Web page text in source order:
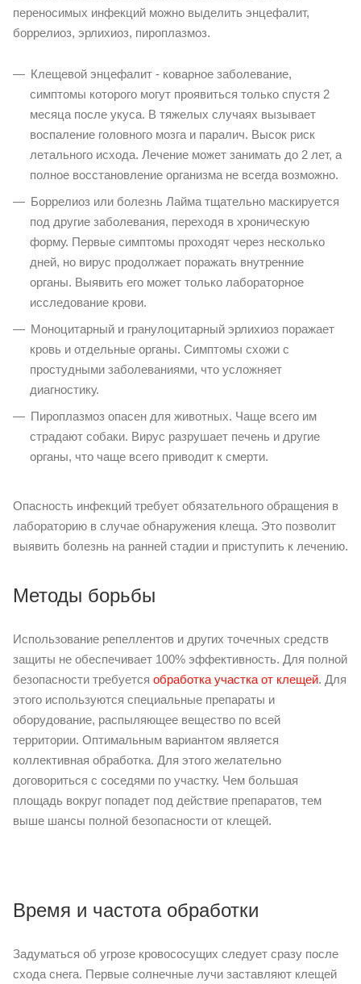
переносимых инфекций можно выделить энцефалит,
боррелиоз, эрлихиоз, пироплазмоз.
Клещевой энцефалит - коварное заболевание,
симптомы которого могут проявиться только спустя 2
месяца после укуса. В тяжелых случаях вызывает
воспаление головного мозга и паралич. Высок риск
летального исхода. Лечение может занимать до 2 лет, а
полное восстановление организма не всегда возможно.
Боррелиоз или болезнь Лайма тщательно маскируется
под другие заболевания, переходя в хроническую
форму. Первые симптомы проходят через несколько
дней, но вирус продолжает поражать внутренние
органы. Выявить его может только лабораторное
исследование крови.
Моноцитарный и гранулоцитарный эрлихиоз поражает
кровь и отдельные органы. Симптомы схожи с
простудными заболеваниями, что усложняет
диагностику.
Пироплазмоз опасен для животных. Чаще всего им
страдают собаки. Вирус разрушает печень и другие
органы, что чаще всего приводит к смерти.
Опасность инфекций требует обязательного обращения в
лабораторию в случае обнаружения клеща. Это позволит
выявить болезнь на ранней стадии и приступить к лечению.
Методы борьбы
Использование репеллентов и других точечных средств
защиты не обеспечивает 100% эффективность. Для полной
безопасности требуется обработка участка от клещей. Для
этого используются специальные препараты и
оборудование, распыляющее вещество по всей
территории. Оптимальным вариантом является
коллективная обработка. Для этого желательно
договориться с соседями по участку. Чем большая
площадь вокруг попадет под действие препаратов, тем
выше шансы полной безопасности от клещей.
Время и частота обработки
Задуматься об угрозе кровососущих следует сразу после
схода снега. Первые солнечные лучи заставляют клещей